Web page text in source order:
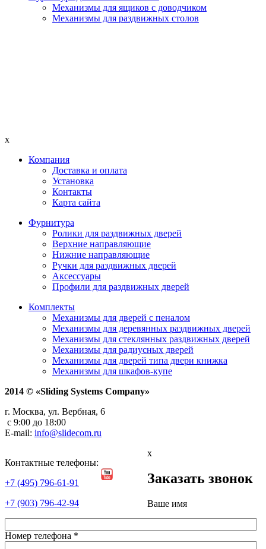
Механизмы для ящиков с доводчиком
Механизмы для раздвижных столов
x
Компания
Доставка и оплата
Установка
Контакты
Карта сайта
Фурнитура
Ролики для раздвижных дверей
Верхние направляющие
Нижние направляющие
Ручки для раздвижных дверей
Аксессуары
Профили для раздвижных дверей
Комплекты
Механизмы для дверей с пеналом
Механизмы для деревянных раздвижных дверей
Механизмы для стеклянных раздвижных дверей
Механизмы для радиусных дверей
Механизмы для дверей типа двери книжка
Механизмы для шкафов-купе
2014 © «Sliding Systems Company»
г. Москва, ул. Вербная, 6
с 9:00 до 18:00
E-mail: info@slidecom.ru
Контактные телефоны:
+7 (495) 796-61-91
+7 (903) 796-42-94
x
Заказать звонок
Ваше имя
Номер телефона *